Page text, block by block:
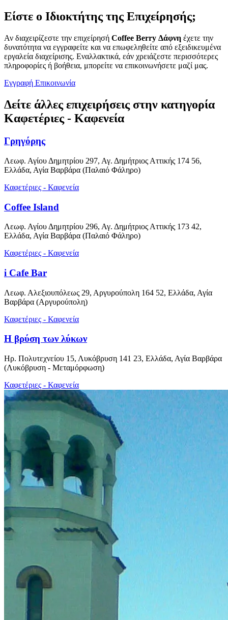
Είστε ο Ιδιοκτήτης της Επιχείρησής;
Αν διαχειρίζεστε την επιχείρησή Coffee Berry Δάφνη έχετε την
δυνατότητα να εγγραφείτε και να επωφεληθείτε από εξειδικευμένα
εργαλεία διαχείρισης. Εναλλακτικά, εάν χρειάζεστε περισσότερες
πληροφορίες ή βοήθεια, μπορείτε να επικοινωνήσετε μαζί μας.
Εγγραφή Επικοινωνία
Δείτε άλλες επιχειρήσεις στην κατηγορία
Καφετέριες - Καφενεία
Γρηγόρης
Λεωφ. Αγίου Δημητρίου 297, Αγ. Δημήτριος Αττικής 174 56,
Ελλάδα, Αγία Βαρβάρα (Παλαιό Φάληρο)
Καφετέριες - Καφενεία
Coffee Island
Λεωφ. Αγίου Δημητρίου 296, Αγ. Δημήτριος Αττικής 173 42,
Ελλάδα, Αγία Βαρβάρα (Παλαιό Φάληρο)
Καφετέριες - Καφενεία
i Cafe Bar
Λεωφ. Αλεξιουπόλεως 29, Αργυρούπολη 164 52, Ελλάδα, Αγία
Βαρβάρα (Αργυρούπολη)
Καφετέριες - Καφενεία
Η βρύση των λύκων
Ηρ. Πολυτεχνείου 15, Λυκόβρυση 141 23, Ελλάδα, Αγία Βαρβάρα
(Λυκόβρυση - Μεταμόρφωση)
Καφετέριες - Καφενεία